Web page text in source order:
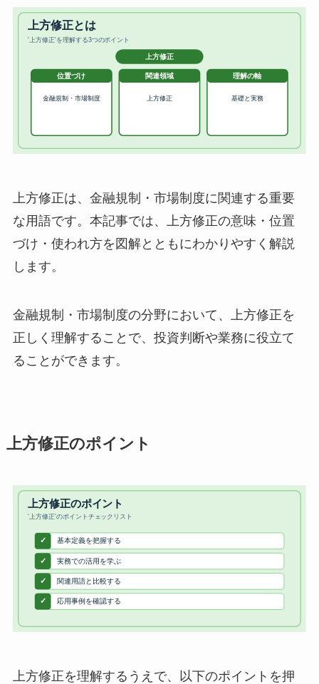
上方修正は、金融規制・市場制度に関連する重要
な用語です。本記事では、上方修正の意味・位置
づけ・使われ方を図解とともにわかりやすく解説
します。
金融規制・市場制度の分野において、上方修正を
正しく理解することで、投資判断や業務に役立て
ることができます。
上方修正のポイント
上方修正を理解するうえで、以下のポイントを押